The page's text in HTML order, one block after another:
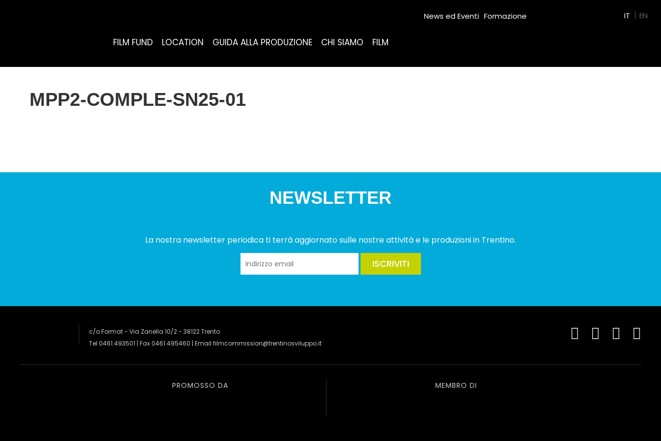
FILM FUND LOCATION GUIDA ALLA PRODUZIONE CHI SIAMO FILM
News ed Eventi Formazione IT EN
MPP2-COMPLE-SN25-01
NEWSLETTER
La nostra newsletter periodica ti terrà aggiornato sulle nostre attività e le produzioni in Trentino.
ISCRIVITI
c/o Format - Via Zanella 10/2 - 38122 Trento
Tel 0461.493501 | Fax 0461.495460 | Email filmcommission@trentinosviluppo.it
PROMOSSO DA MEMBRO DI